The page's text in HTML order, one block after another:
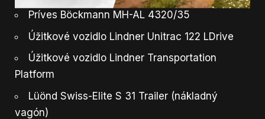
Príves Böckmann MH-AL 4320/35
Úžitkové vozidlo Lindner Unitrac 122 LDrive
Úžitkové vozidlo Lindner Transportation
Platform
Lüönd Swiss-Elite S 31 Trailer (nákladný
vagón)